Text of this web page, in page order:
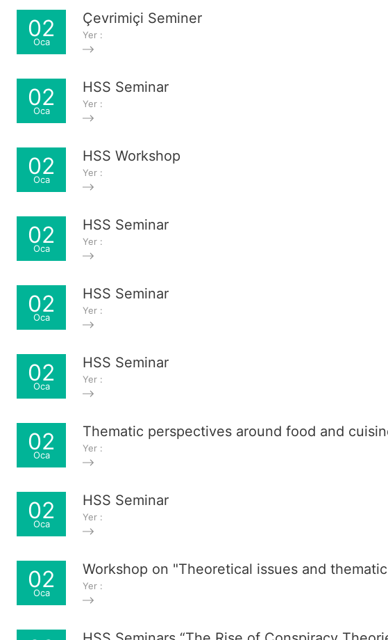
02
Oca
Çevrimiçi Seminer
Yer :
02
Oca
HSS Seminar
Yer :
02
Oca
HSS Workshop
Yer :
02
Oca
HSS Seminar
Yer :
02
Oca
HSS Seminar
Yer :
02
Oca
HSS Seminar
Yer :
02
Oca
Thematic perspectives around food and
Yer :
02
Oca
HSS Seminar
Yer :
02
Oca
Workshop on "Theoretical issues and
Yer :